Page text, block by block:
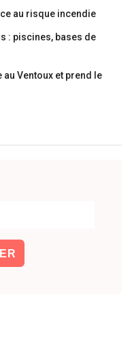
au risque incendie
: piscines, bases de
Ventoux et prend le